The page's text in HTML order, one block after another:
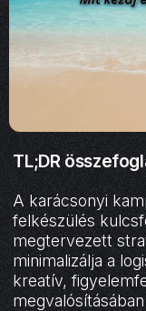
TL;DR
A karácsonyi
felkészülés
megtervezett
minimalizálja a
kreatív,